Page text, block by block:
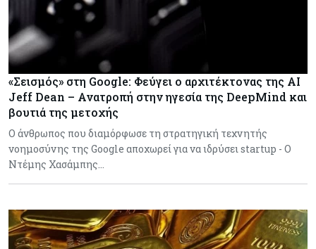
«Σεισμός» στη Google: Φεύγει ο αρχιτέκτονας της AI
Jeff Dean – Ανατροπή στην ηγεσία της DeepMind και
βουτιά της μετοχής
Ο άνθρωπος που διαμόρφωσε τη στρατηγική τεχνητής
νοημοσύνης της Google αποχωρεί για να ιδρύσει startup - Ο
Ντέμης Χασάμπης…